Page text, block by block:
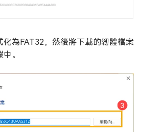
化為FAT32，然後將下載的韌體檔案
。